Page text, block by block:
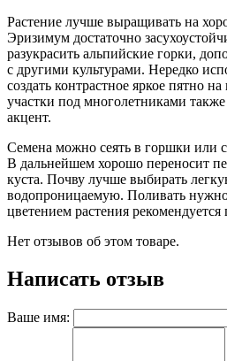
Растение лучше выращивать на
Эризимум достаточно
разукрасить альпийские горки,
с другими культурами. Нередко
создать контрастное яркое пятно
участки под многолетниками также
акцент.
Семена можно сеять в горшки или
В дальнейшем хорошо переносит
куста. Почву лучше выбирать
водопроницаемую. Поливать
цветением растения рекомендуется
Нет отзывов об этом товаре.
Написать отзыв
Ваше имя: